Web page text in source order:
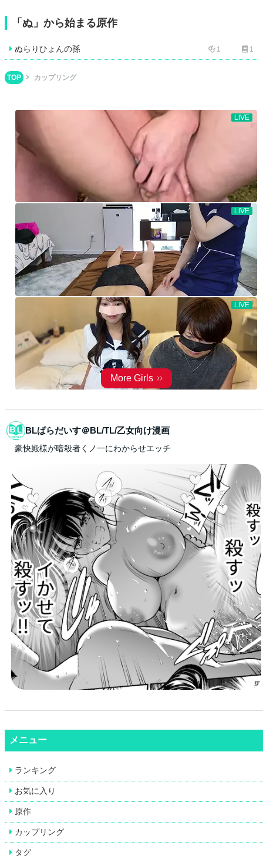
「ぬ」から始まる原作
ぬらりひょんの孫 1 1
TOP カップリング
BLぱらだいす＠BL/TL/乙女向け漫画
豪快殿様が暗殺者くノ一にわからせエッチ
メニュー
ランキング
お気に入り
原作
カップリング
タグ